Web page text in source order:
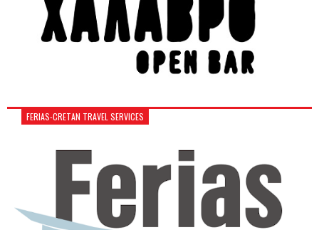
FERIAS-CRETAN TRAVEL SERVICES